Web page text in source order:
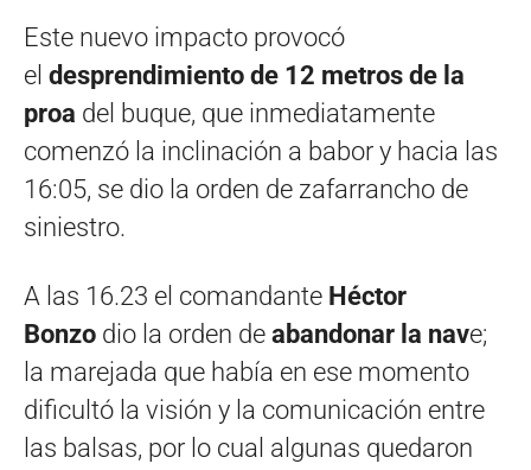
Este nuevo impacto provocó
el desprendimiento de 12 metros de la
proa del buque, que inmediatamente
comenzó la inclinación a babor y hacia las
16:05, se dio la orden de zafarrancho de
siniestro.
A las 16.23 el comandante Héctor
Bonzo dio la orden de abandonar la nave;
la marejada que había en ese momento
dificultó la visión y la comunicación entre
las balsas, por lo cual algunas quedaron